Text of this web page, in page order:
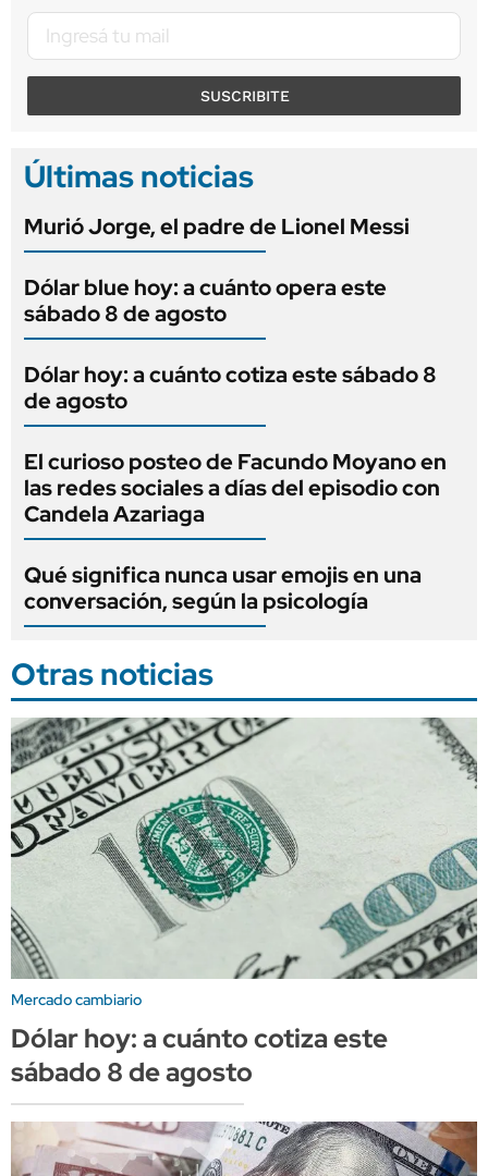
SUSCRIBITE
Últimas noticias
Murió Jorge, el padre de Lionel Messi
Dólar blue hoy: a cuánto opera este
sábado 8 de agosto
Dólar hoy: a cuánto cotiza este sábado 8
de agosto
El curioso posteo de Facundo Moyano en
las redes sociales a días del episodio con
Candela Azariaga
Qué significa nunca usar emojis en una
conversación, según la psicología
Otras noticias
Mercado cambiario
Dólar hoy: a cuánto cotiza este
sábado 8 de agosto